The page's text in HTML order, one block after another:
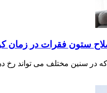
ستون فقرات در زمان
در سنین مختلف می تواند